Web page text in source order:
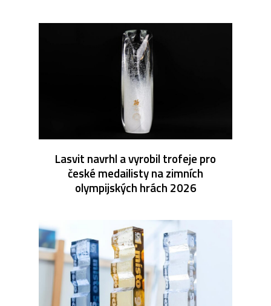
Lasvit navrhl a vyrobil trofeje pro
české medailisty na zimních
olympijských hrách 2026